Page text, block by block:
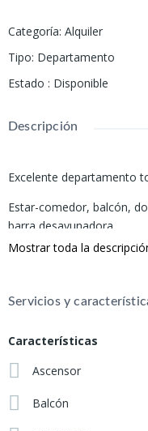
Categoría: Alquiler
Tipo: Departamento
Estado : Disponible
Descripción
Excelente departamento
Estar-comedor, balcón,
barra desayunadora.
El edificio cuenta con:
y sillas, cama, etc.
Mostrar toda la
Servicios y
Características
Ascensor
Balcón